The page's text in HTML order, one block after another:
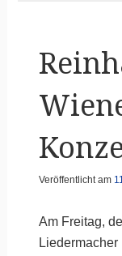
Veröffentlicht am
Am Freitag,